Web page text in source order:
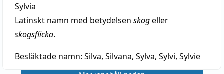
Sylvia
Latinskt namn med betydelsen skogeller
skogsflicka.
Besläktade namn: Silva, Silvana, Sylva, Sylvi, Sylvie